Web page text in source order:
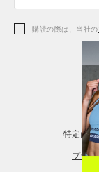
アクセサリー
レギンス＆タイ
シューズ
購読の際は、当社の
特定商
プラ